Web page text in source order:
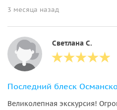
3 месяца назад
Светлана С.
Великолепная экскурсия!